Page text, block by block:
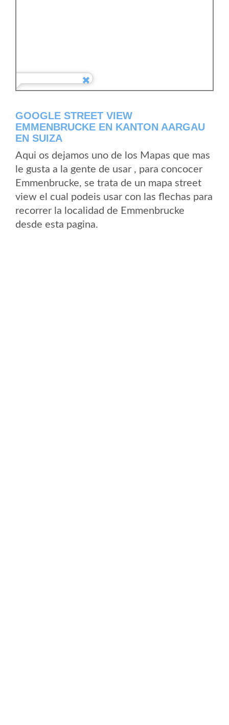
GOOGLE STREET VIEW
EMMENBRUCKE EN KANTON AARGAU
EN SUIZA
Aqui os dejamos uno de los Mapas que mas
le gusta a la gente de usar , para concocer
Emmenbrucke, se trata de un mapa street
view el cual podeis usar con las flechas para
recorrer la localidad de Emmenbrucke
desde esta pagina.